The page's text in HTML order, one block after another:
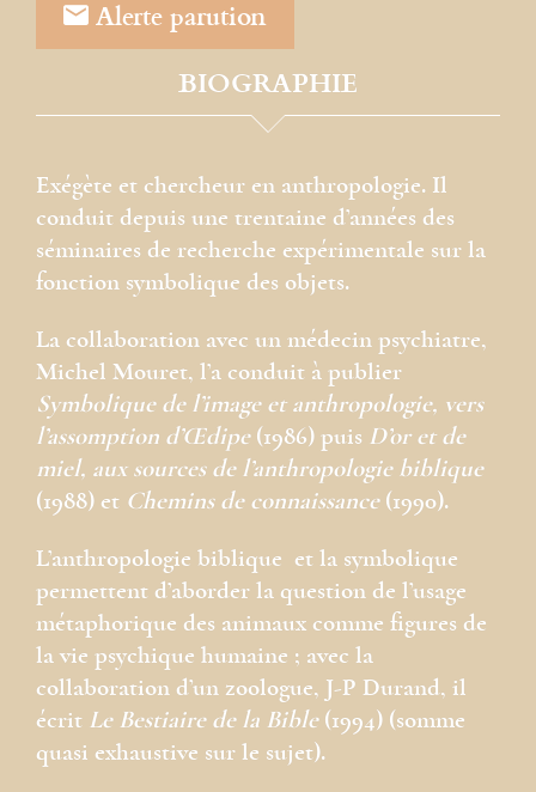
Alerte parution
BIOGRAPHIE
Exégète et chercheur en anthropologie. Il
conduit depuis une trentaine d’années des
séminaires de recherche expérimentale sur la
fonction symbolique des objets.
La collaboration avec un médecin psychiatre,
Michel Mouret, l’a conduit à publier
Symbolique de l’image et anthropologie, vers
l’assomption d’Œdipe(1986) puis D’or et de
miel, aux sources de l’anthropologie biblique
(1988) et Chemins de connaissance(1990).
L’anthropologie biblique et la symbolique
permettent d’aborder la question de l’usage
métaphorique des animaux comme figures de
la vie psychique humaine ; avec la
collaboration d’un zoologue, J-P Durand, il
écrit Le Bestiaire de la Bible(1994) (somme
quasi exhaustive sur le sujet).